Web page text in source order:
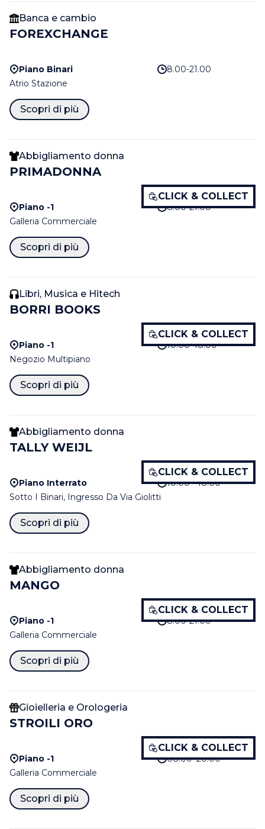
Banca e cambio
FOREXCHANGE
Piano Binari
8.00-21.00
Atrio Stazione
Scopri di più
Abbigliamento donna
PRIMADONNA
CLICK & COLLECT
Piano -1
8.00-21.00
Galleria Commerciale
Scopri di più
Libri, Musica e Hitech
BORRI BOOKS
CLICK & COLLECT
Piano -1
10:00–18:00
Negozio Multipiano
Scopri di più
Abbigliamento donna
TALLY WEIJL
CLICK & COLLECT
Piano Interrato
10:00 - 18:00
Sotto I Binari, Ingresso Da Via Giolitti
Scopri di più
Abbigliamento donna
MANGO
CLICK & COLLECT
Piano -1
8.00-21.00
Galleria Commerciale
Scopri di più
Gioielleria e Orologeria
STROILI ORO
CLICK & COLLECT
Piano -1
08:00–20:00
Galleria Commerciale
Scopri di più